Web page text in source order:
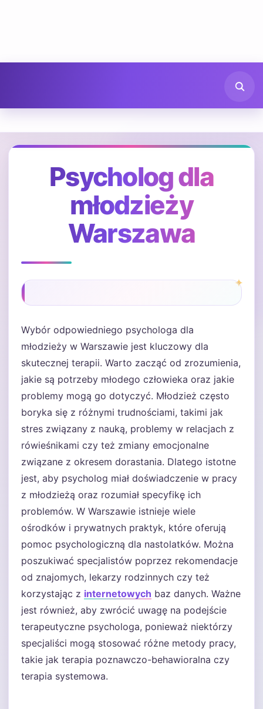
Psycholog dla
młodzieży
Warszawa
Wybór odpowiedniego psychologa dla
młodzieży w Warszawie jest kluczowy dla
skutecznej terapii. Warto zacząć od zrozumienia,
jakie są potrzeby młodego człowieka oraz jakie
problemy mogą go dotyczyć. Młodzież często
boryka się z różnymi trudnościami, takimi jak
stres związany z nauką, problemy w relacjach z
rówieśnikami czy też zmiany emocjonalne
związane z okresem dorastania. Dlatego istotne
jest, aby psycholog miał doświadczenie w pracy
z młodzieżą oraz rozumiał specyfikę ich
problemów. W Warszawie istnieje wiele
ośrodków i prywatnych praktyk, które oferują
pomoc psychologiczną dla nastolatków. Można
poszukiwać specjalistów poprzez rekomendacje
od znajomych, lekarzy rodzinnych czy też
korzystając z internetowych baz danych. Ważne
jest również, aby zwrócić uwagę na podejście
terapeutyczne psychologa, ponieważ niektórzy
specjaliści mogą stosować różne metody pracy,
takie jak terapia poznawczo-behawioralna czy
terapia systemowa.